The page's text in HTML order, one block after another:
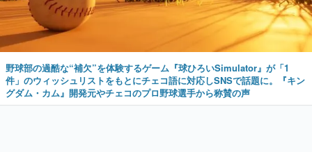
野球部の過酷な“補欠”を体験するゲーム『球ひろいSimulator』が「1
件」のウィッシュリストをもとにチェコ語に対応しSNSで話題に。『キン
グダム・カム』開発元やチェコのプロ野球選手から称賛の声